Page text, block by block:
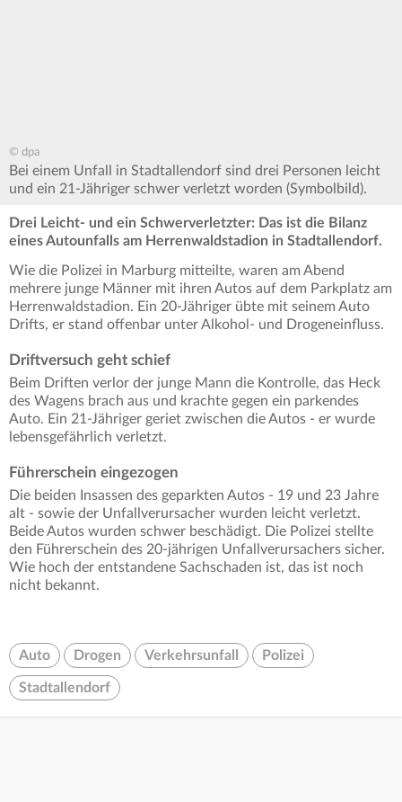
© dpa
Bei einem Unfall in Stadtallendorf sind drei Personen leicht
und ein 21-Jähriger schwer verletzt worden (Symbolbild).
Drei Leicht- und ein Schwerverletzter: Das ist die Bilanz
eines Autounfalls am Herrenwaldstadion in Stadtallendorf.
Wie die Polizei in Marburg mitteilte, waren am Abend
mehrere junge Männer mit ihren Autos auf dem Parkplatz am
Herrenwaldstadion. Ein 20-Jähriger übte mit seinem Auto
Drifts, er stand offenbar unter Alkohol- und Drogeneinfluss.
Driftversuch geht schief
Beim Driften verlor der junge Mann die Kontrolle, das Heck
des Wagens brach aus und krachte gegen ein parkendes
Auto. Ein 21-Jähriger geriet zwischen die Autos - er wurde
lebensgefährlich verletzt.
Führerschein eingezogen
Die beiden Insassen des geparkten Autos - 19 und 23 Jahre
alt - sowie der Unfallverursacher wurden leicht verletzt.
Beide Autos wurden schwer beschädigt. Die Polizei stellte
den Führerschein des 20-jährigen Unfallverursachers sicher.
Wie hoch der entstandene Sachschaden ist, das ist noch
nicht bekannt.
Auto Drogen Verkehrsunfall Polizei
Stadtallendorf